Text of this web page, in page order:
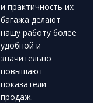
и практичность их
багажа делают
нашу работу более
удобной и
значительно
повышают
показатели
продаж.